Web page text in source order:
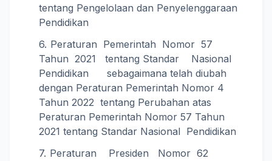
tentang Pengelolaan dan Penyelenggaraan
Pendidikan
Peraturan Pemerintah Nomor 57
Tahun 2021 tentang Standar Nasional
Pendidikan sebagaimana telah diubah
dengan Peraturan Pemerintah Nomor 4
Tahun 2022 tentang Perubahan atas
Peraturan Pemerintah Nomor 57 Tahun
2021 tentang Standar Nasional Pendidikan
Peraturan Presiden Nomor 62